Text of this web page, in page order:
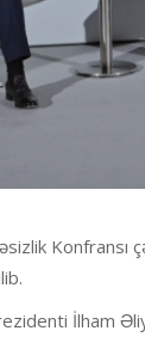
Konfransı
İlham